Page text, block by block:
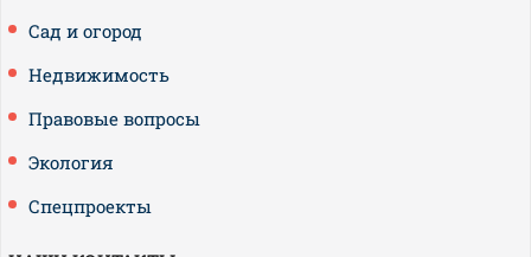
Сад и огород
Недвижимость
Правовые вопросы
Экология
Спецпроекты